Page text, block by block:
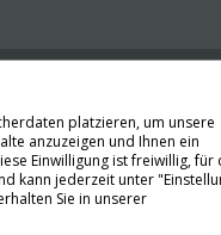
Sie uns
56
platzieren, um unsere
anzuzeigen und Ihnen ein
Einwilligung ist freiwillig, für
kann jederzeit unter
Sie in unserer